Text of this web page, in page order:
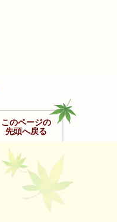
このページの
先頭へ戻る